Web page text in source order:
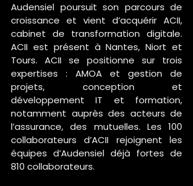
Audensiel poursuit son parcours de
croissance et vient d’acquérir ACII,
cabinet de transformation digitale.
ACII est présent à Nantes, Niort et
Tours. ACII se positionne sur trois
expertises : AMOA et gestion de
projets, conception et
développement IT et formation,
notamment auprès des acteurs de
l’assurance, des mutuelles. Les 100
collaborateurs d’ACII rejoignent les
équipes d’Audensiel déjà fortes de
810 collaborateurs.